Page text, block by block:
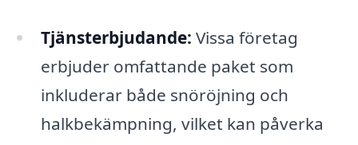
Tjänsterbjudande: Vissa företag
erbjuder omfattande paket som
inkluderar både snöröjning och
halkbekämpning, vilket kan påverka